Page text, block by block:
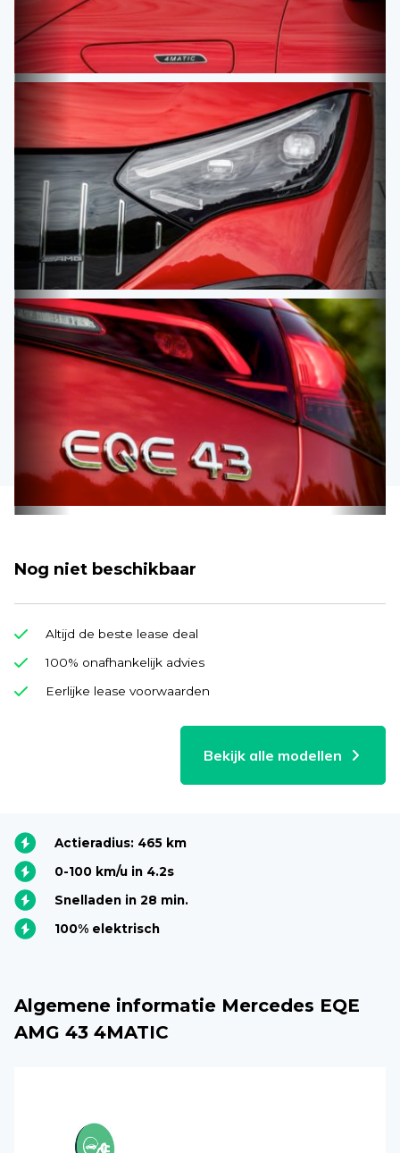
Nog niet beschikbaar
Bekijk alle modellen
Altijd de beste lease deal
100% onafhankelijk advies
Eerlijke lease voorwaarden
Actieradius: 465 km
0-100 km/u in 4.2s
Snelladen in 28 min.
100% elektrisch
Algemene informatie Mercedes EQE
AMG 43 4MATIC